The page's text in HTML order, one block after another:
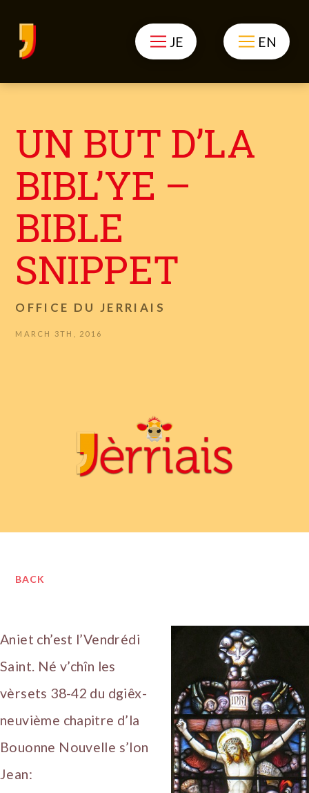
JE EN
UN BUT D’LA
BIBL’YE –
BIBLE
SNIPPET
OFFICE DU JERRIAIS
MARCH 3TH, 2016
BACK
Aniet ch’est l’Vendrédi
Saint. Né v’chîn les
vèrsets 38-42 du dgiêx-
neuvième chapitre d’la
Bouonne Nouvelle s’lon
Jean: